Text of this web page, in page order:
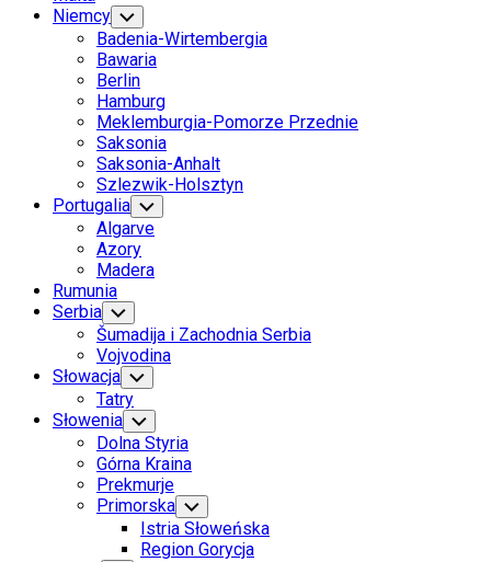
Niemcy Toggle
Child
Menu
Badenia-Wirtembergia
Bawaria
Berlin
Hamburg
Meklemburgia-Pomorze Przednie
Saksonia
Saksonia-Anhalt
Szlezwik-Holsztyn
Portugalia Toggle
Child
Menu
Algarve
Azory
Madera
Rumunia
Serbia Toggle
Child
Menu
Šumadija i Zachodnia Serbia
Vojvodina
Słowacja Toggle
Child
Menu
Tatry
Słowenia Toggle
Child
Menu
Dolna Styria
Górna Kraina
Prekmurje
Primorska Toggle
Child
Menu
Istria Słoweńska
Region Gorycja